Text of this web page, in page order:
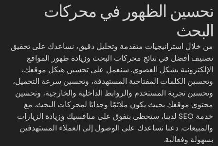
تحسين الظهور في محركات
البحث
من خلال استراتيجيات متقدمة وتحليل دقيق، نساعدك على تحقيق
تصنيف أفضل في نتائج محركات البحث وزيادة ظهور المواقع
الإلكترونية بشكل العضوي. سنعمل على تحسين هيكل موقعك،
وتحسين الكلمات المفتاحية المستهدفة، وتحسين سرعة التحميل،
وتحسين تجربة المستخدم والروابط الداخلية والخارجية، وتحسين
محتوى موقعك بحيث يكون ملائمًا وجذابًا لمحركات البحث. مع
خدمة SEO لدينا، ستحظى بتفوق على منافسيك وزيادة الزيارات
والمبيعات. دعنا نساعدك على الوصول إلى العملاء المستهدفين
بسهولة وفعالية.